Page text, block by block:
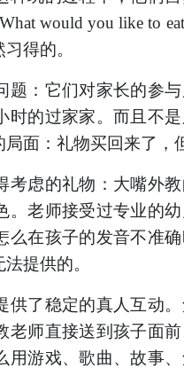
would you like to
得的。
题：它们对家长的参
时的过家家。而且不
面：礼物买回来了，
考虑的礼物：大嘴外
。老师接受过专业的
么在孩子的发音不准
提供的。
供了稳定的真人互动
老师直接送到孩子面
用游戏、歌曲、故事